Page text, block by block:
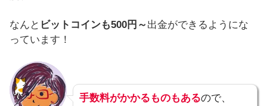
なんと ビットコインも500円～ 出金ができるようにな
っています！
手数料がかかるものもあるので、